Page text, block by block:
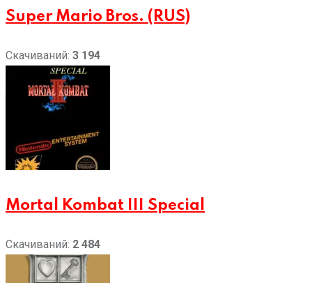
Super Mario Bros. (RUS)
Скачиваний: 3 194
Mortal Kombat III Special
Скачиваний: 2 484